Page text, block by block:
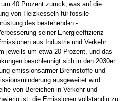
40 Prozent zurück, was auf die
von Heizkesseln für ­fossile
des bestehenden
seiner Energieeffizienz
aus Industrie und Verkehr
jeweils um etwa 20 Prozent, und das
beschleunigt sich in den 2030er
emissionsarmer Brennstoffe und
ausgeweitet wird.
von Bereichen in Verkehr und
ist, die Emissionen vollständig zu